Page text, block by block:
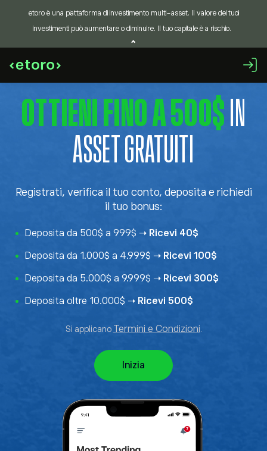
OTTIENI FINO A 500$IN
ASSET GRATUITI
Registrati, verifica il tuo conto, deposita e richiedi
il tuo bonus:
Deposita da 500$ a 999$ ➝ Ricevi 40$
Deposita da 1.000$ a 4.999$ ➝ Ricevi 100$
Deposita da 5.000$ a 9.999$ ➝ Ricevi 300$
Deposita oltre 10.000$ ➝ Ricevi 500$
Si applicano Termini e Condizioni.
Inizia
etoro è una piattaforma di investimento multi-asset. Il valore dei tuoi
investimenti può aumentare o diminuire. Il tuo capitale è a rischio.